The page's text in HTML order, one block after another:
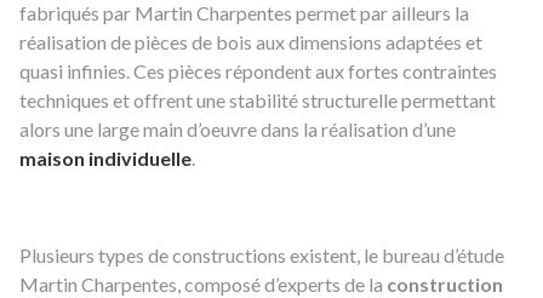
fabriqués par Martin Charpentes permet par ailleurs la
réalisation de pièces de bois aux dimensions adaptées et
quasi infinies. Ces pièces répondent aux fortes contraintes
techniques et offrent une stabilité structurelle permettant
alors une large main d’oeuvre dans la réalisation d’une
maison individuelle.
Plusieurs types de constructions existent, le bureau d’étude
Martin Charpentes, composé d’experts de la construction